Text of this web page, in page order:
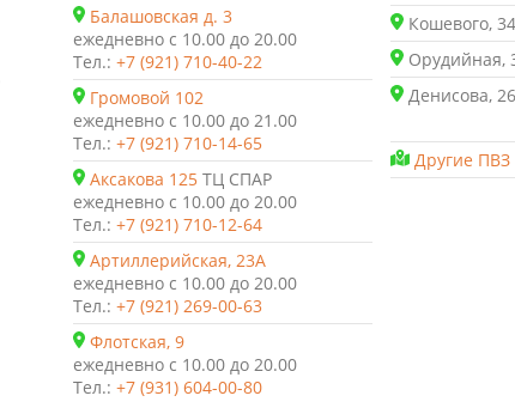
Балашовская д. 3
ежедневно с 10.00 до 20.00
Тел.: +7 (921) 710-40-22
Громовой 102
ежедневно с 10.00 до 21.00
Тел.: +7 (921) 710-14-65
Аксакова 125 ТЦ СПАР
ежедневно с 10.00 до 20.00
Тел.: +7 (921) 710-12-64
Артиллерийская, 23А
ежедневно с 10.00 до 20.00
Тел.: +7 (921) 269-00-63
Флотская, 9
ежедневно с 10.00 до 20.00
Тел.: +7 (931) 604-00-80
Кошевого,
Орудийная,
Денисова,
Другие ПВЗ